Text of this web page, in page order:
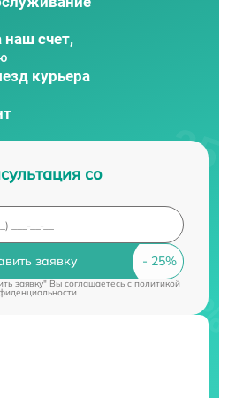
наш счет,
курьера
со
заявку
заявку" Вы соглашаетесь cполитикой